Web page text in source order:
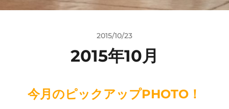
2015/10/23
2015年10月
今月のピックアップPHOTO！